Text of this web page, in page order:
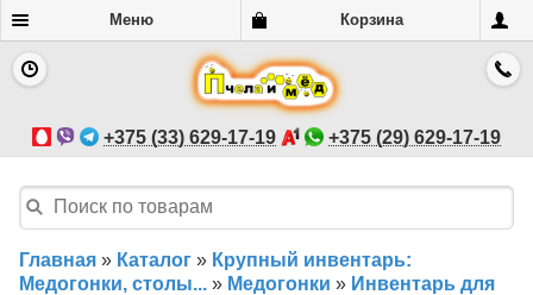
Меню Корзина
+375 (33) 629-17-19 +375 (29) 629-17-19
Главная » Каталог » Крупный инвентарь:
Медогонки, столы... » Медогонки » Инвентарь для